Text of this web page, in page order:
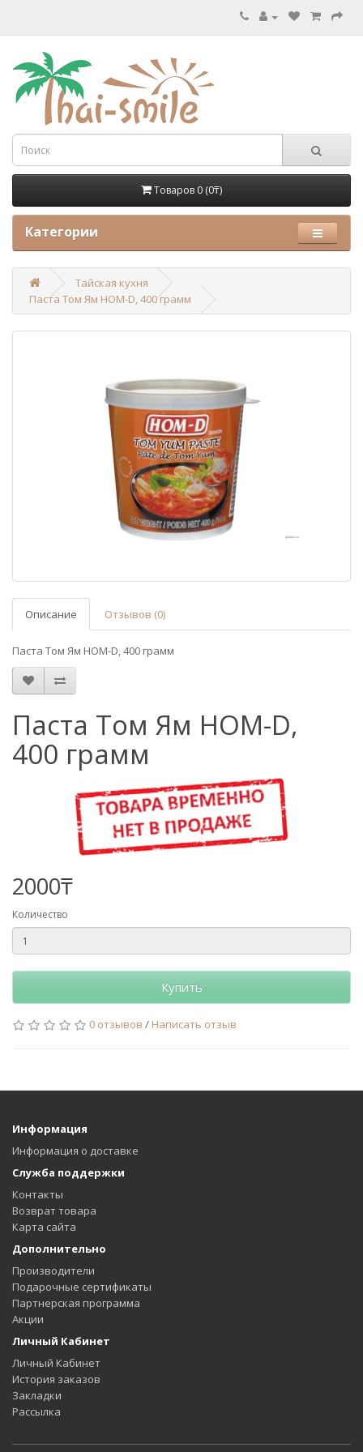
Товаров 0 (0₸)
Категории
Тайская кухня
Паста Том Ям HOM-D, 400 грамм
Описание Отзывов (0)
Паста Том Ям HOM-D, 400 грамм
Паста Том Ям HOM-D,
400 грамм
2000₸
Количество
Купить
0 отзывов / Написать отзыв
Информация
Информация о доставке
Служба поддержки
Контакты
Возврат товара
Карта сайта
Дополнительно
Производители
Подарочные сертификаты
Партнерская программа
Акции
Личный Кабинет
Личный Кабинет
История заказов
Закладки
Рассылка